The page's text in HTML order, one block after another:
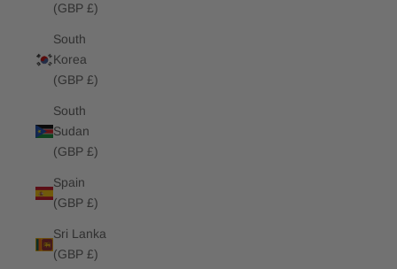
(GBP £)
South
Korea
(GBP £)
South
Sudan
(GBP £)
Spain
(GBP £)
Sri Lanka
(GBP £)